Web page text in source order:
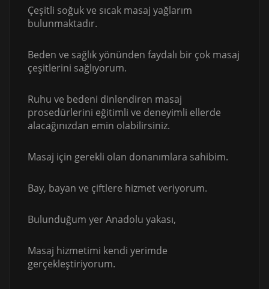
Çeşitli soğuk ve sıcak masaj yağlarım
bulunmaktadır.
Beden ve sağlık yönünden faydalı bir çok masaj
çeşitlerini sağlıyorum.
Ruhu ve bedeni dinlendiren masaj
prosedürlerini eğitimli ve deneyimli ellerde
alacağınızdan emin olabilirsiniz.
Masaj için gerekli olan donanımlara sahibim.
Bay, bayan ve çiftlere hizmet veriyorum.
Bulunduğum yer Anadolu yakası,
Masaj hizmetimi kendi yerimde
gerçekleştiriyorum.